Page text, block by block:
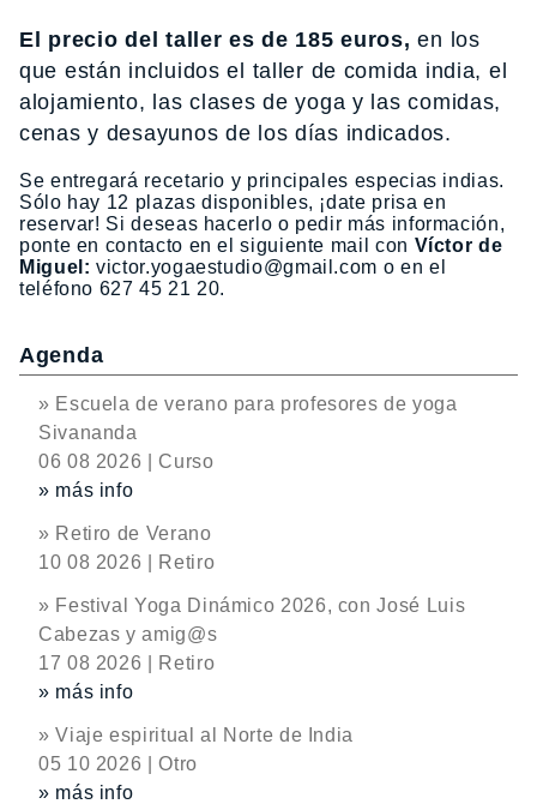
El precio del taller es de 185 euros, en los
que están incluidos el taller de comida india, el
alojamiento, las clases de yoga y las comidas,
cenas y desayunos de los días indicados.
Se entregará recetario y principales especias indias.
Sólo hay 12 plazas disponibles, ¡date prisa en
reservar! Si deseas hacerlo o pedir más información,
ponte en contacto en el siguiente mail con Víctor de
Miguel: victor.yogaestudio@gmail.com o en el
teléfono 627 45 21 20.
Agenda
» Escuela de verano para profesores de yoga
Sivananda
06 08 2026 | Curso
» más info
» Retiro de Verano
10 08 2026 | Retiro
» Festival Yoga Dinámico 2026, con José Luis
Cabezas y amig@s
17 08 2026 | Retiro
» más info
» Viaje espiritual al Norte de India
05 10 2026 | Otro
» más info